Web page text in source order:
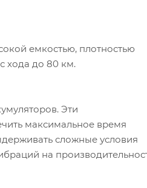
емкостью, плотностью
хода до 80 км.
Эти
максимальное время
сложные условия
на